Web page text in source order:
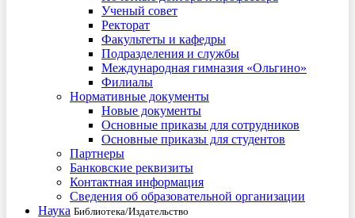
Ученый совет
Ректорат
Факультеты и кафедры
Подразделения и службы
Международная гимназия «Ольгино»
Филиалы
Нормативные документы
Новые документы
Основные приказы для сотрудников
Основные приказы для студентов
Партнеры
Банковские реквизиты
Контактная информация
Сведения об образовательной организации
Наука Библиотека/Издательство